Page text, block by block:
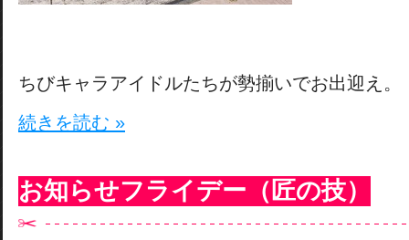
ちびキャラアイドルたちが勢揃いでお出迎え。
続きを読む »
お知らせフライデー（匠の技）